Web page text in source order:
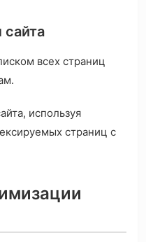
всех страниц
используя
страниц с